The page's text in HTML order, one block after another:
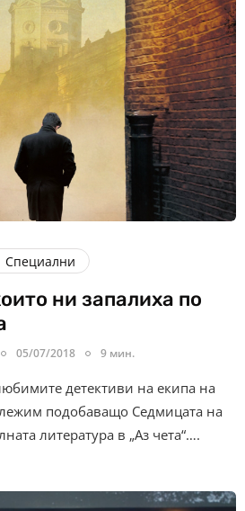
Специални
ни запалиха по
05/07/2018 9 мин.
детективи на екипа на
подобаващо Седмицата на
литература в „Аз чета“….